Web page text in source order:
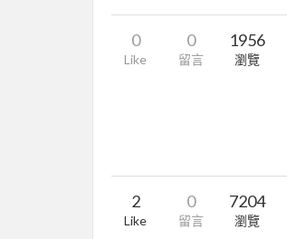
0
Like
0
留言
1956
瀏覽
2
Like
0
留言
7204
瀏覽